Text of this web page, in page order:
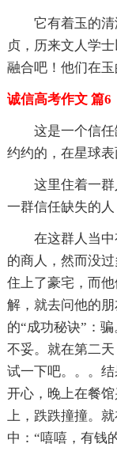
它有着玉的
贞，历来文人学
融合吧！他们在玉
诚信高考作文 篇6
这是一个信
约约的，在星球表
这里住着一
一群信任缺失的人
在这群人当
的商人，然而没
住上了豪宅，而
解，就去问他的
的“成功秘诀”：
不妥。就在第二
试一下吧。。。
开心，晚上在餐
上，跌跌撞撞。
中：“嘻嘻，有钱